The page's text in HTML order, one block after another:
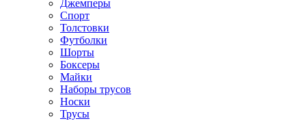
Джемперы
Спорт
Толстовки
Футболки
Шорты
Боксеры
Майки
Наборы трусов
Носки
Трусы